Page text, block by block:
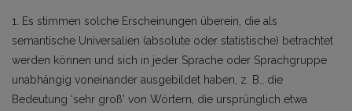
1. Es stimmen solche Erscheinungen überein, die als
semantische Universalien (absolute oder statistische) betrachtet
werden können und sich in jeder Sprache oder Sprachgruppe
unabhängig voneinander ausgebildet haben, z. B., die
Bedeutung ‘sehr groß’ von Wörtern, die ursprünglich etwa